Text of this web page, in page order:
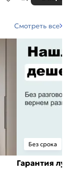
Смотреть все
Без срока
Гарантия